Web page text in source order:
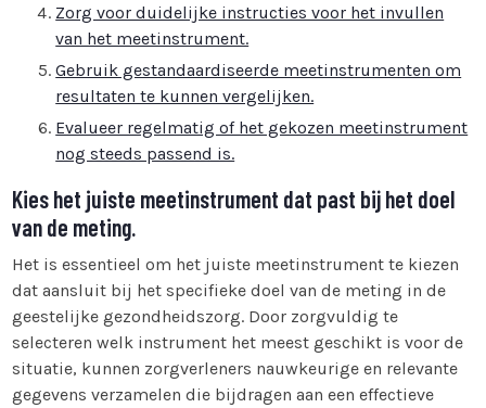
Zorg voor duidelijke instructies voor het invullen
van het meetinstrument.
Gebruik gestandaardiseerde meetinstrumenten om
resultaten te kunnen vergelijken.
Evalueer regelmatig of het gekozen meetinstrument
nog steeds passend is.
Kies het juiste meetinstrument dat past bij het doel
van de meting.
Het is essentieel om het juiste meetinstrument te kiezen
dat aansluit bij het specifieke doel van de meting in de
geestelijke gezondheidszorg. Door zorgvuldig te
selecteren welk instrument het meest geschikt is voor de
situatie, kunnen zorgverleners nauwkeurige en relevante
gegevens verzamelen die bijdragen aan een effectieve